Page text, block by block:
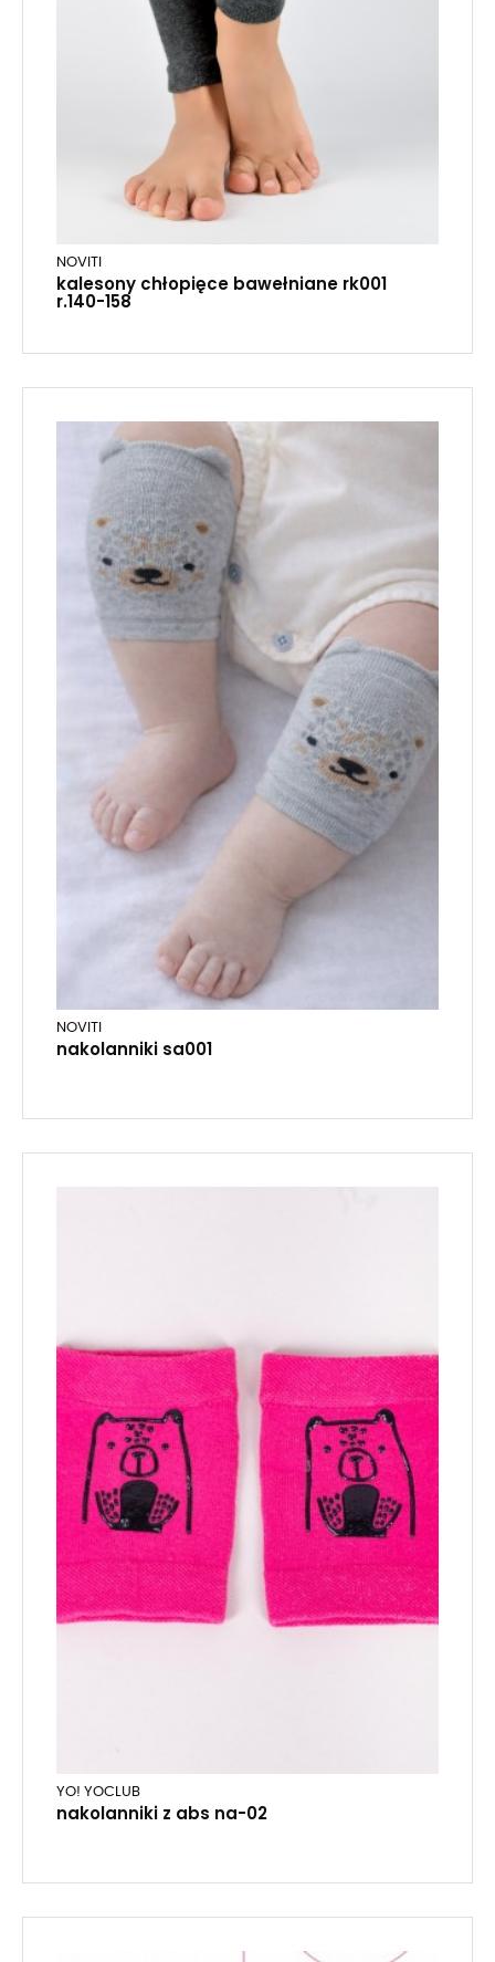
NOVITI
kalesony chłopięce bawełniane rk001
r.140-158
NOVITI
nakolanniki sa001
YO! YOCLUB
nakolanniki z abs na-02